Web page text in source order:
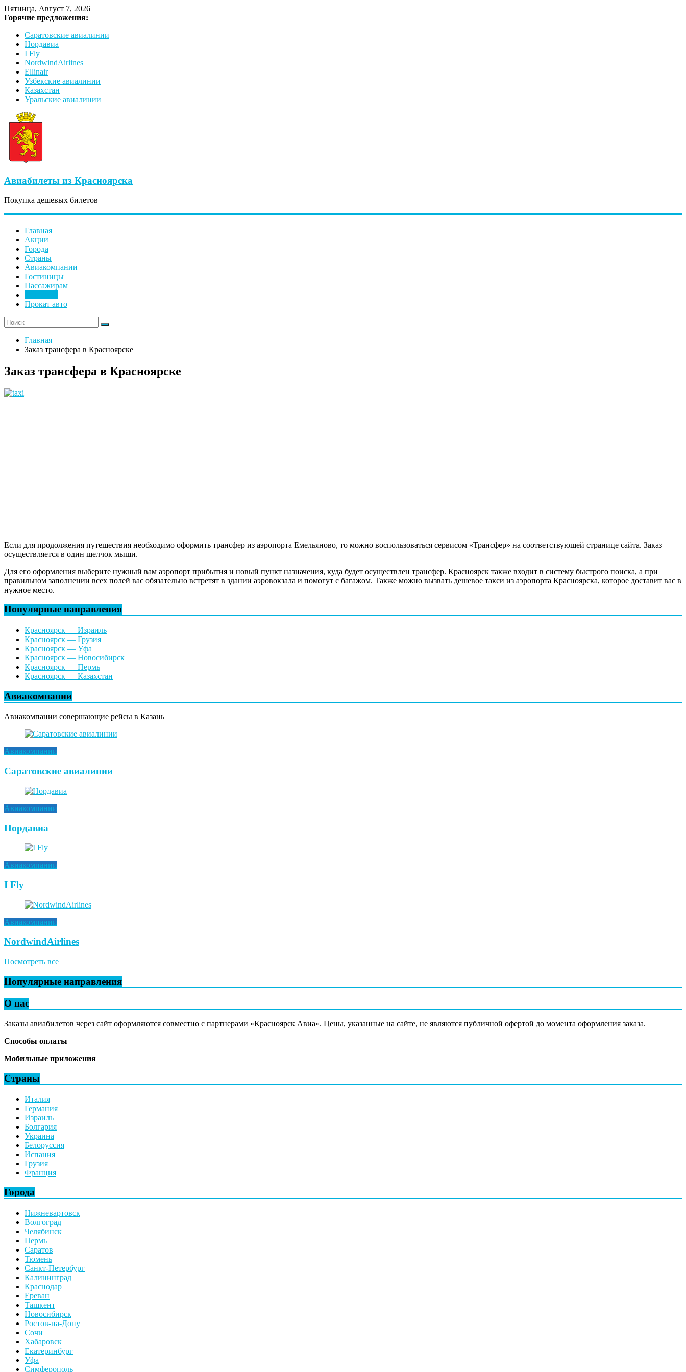
Пятница, Август 7, 2026
Горячие предложения:
Саратовские авиалинии
Нордавиа
I Fly
NordwindAirlines
Ellinair
Узбекские авиалинии
Казахстан
Уральские авиалинии
Авиабилеты из Красноярска
Покупка дешевых билетов
Главная
Акции
Города
Страны
Авиакомпании
Гостиницы
Пассажирам
Прокат авто
Главная
Заказ трансфера в Красноярске
Заказ трансфера в Красноярске
Если для продолжения путешествия необходимо оформить трансфер из аэропорта Емельяново, то можно воспользоваться сервисом «Трансфер» на соответствующей странице сайта. Заказ
осуществляется в один щелчок мыши.
Для его оформления выберите нужный вам аэропорт прибытия и новый пункт назначения, куда будет осуществлен трансфер. Красноярск также входит в систему быстрого поиска, а при
правильном заполнении всех полей вас обязательно встретят в здании аэровокзала и помогут с багажом. Также можно вызвать дешевое такси из аэропорта Красноярска, которое доставит вас в
нужное место.
Популярные направления
Красноярск — Израиль
Красноярск — Грузия
Красноярск — Уфа
Красноярск — Новосибирск
Красноярск — Пермь
Красноярск — Казахстан
Авиакомпании
Авиакомпании совершающие рейсы в Казань
Авиакомпании
Саратовские авиалинии
Авиакомпании
Нордавиа
Авиакомпании
I Fly
Авиакомпании
NordwindAirlines
Посмотреть все
Популярные направления
О нас
Заказы авиабилетов через сайт оформляются совместно с партнерами «Красноярск Авиа». Цены, указанные на сайте, не являются публичной офертой до момента оформления заказа.
Способы оплаты
Мобильные приложения
Страны
Италия
Германия
Израиль
Болгария
Украина
Белоруссия
Испания
Грузия
Франция
Города
Нижневартовск
Волгоград
Челябинск
Пермь
Саратов
Тюмень
Санкт-Петербург
Калининград
Краснодар
Ереван
Ташкент
Новосибирск
Ростов-на-Дону
Сочи
Хабаровск
Екатеринбург
Уфа
Симферополь